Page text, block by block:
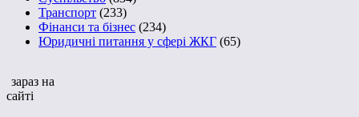
Транспорт (233)
Фінанси та бізнес (234)
Юридичні питання у сфері ЖКГ (65)
зараз на
сайті